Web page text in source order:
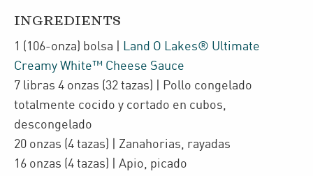
INGREDIENTS
1 (106-onza) bolsa
Land O Lakes® Ultimate
Creamy White™ Cheese Sauce
7 libras 4 onzas (32 tazas)
| Pollo congelado
totalmente cocido y cortado en cubos,
descongelado
20 onzas (4 tazas) | Zanahorias, rayadas
16 onzas (4 tazas) | Apio, picado